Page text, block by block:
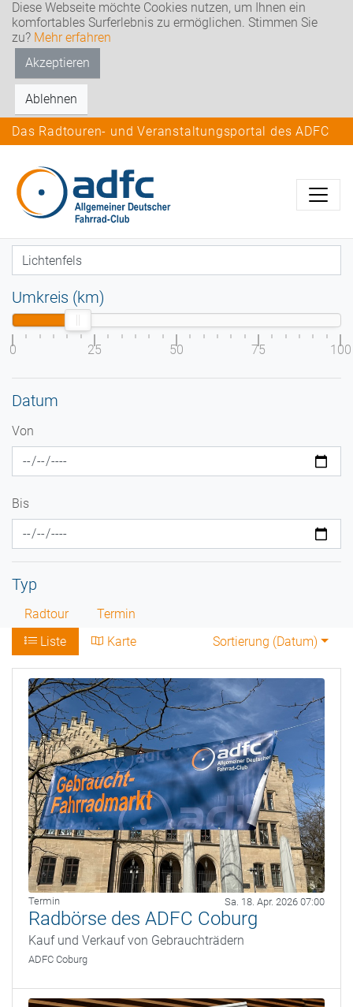
Diese Webseite möchte Cookies nutzen, um Ihnen ein
komfortables Surferlebnis zu ermöglichen. Stimmen Sie
zu? Mehr erfahren
Akzeptieren
Ablehnen
Das Radtouren- und Veranstaltungsportal des ADFC
Umkreis (km)
0 25 50 75 100
Datum
Von
Bis
Typ
Radtour
Termin
Liste
Karte Sortierung (Datum)
Termin Sa. 18. Apr. 2026 07:00
Radbörse des ADFC Coburg
Kauf und Verkauf von Gebrauchträdern
ADFC Coburg